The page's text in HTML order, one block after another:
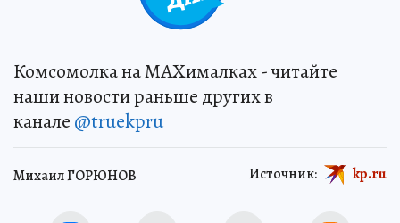
Комсомолка на MAXималках - читайте
наши новости раньше других в
канале @truekpru
Михаил ГОРЮНОВ Источник: kp.ru